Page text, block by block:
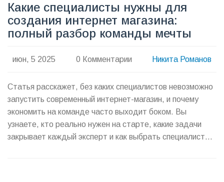
Какие специалисты нужны для
создания интернет магазина:
полный разбор команды мечты
июн, 5 2025 0 Комментарии Никита Романов
Статья расскажет, без каких специалистов невозможно
запустить современный интернет-магазин, и почему
экономить на команде часто выходит боком. Вы
узнаете, кто реально нужен на старте, какие задачи
закрывает каждый эксперт и как выбрать специалистов